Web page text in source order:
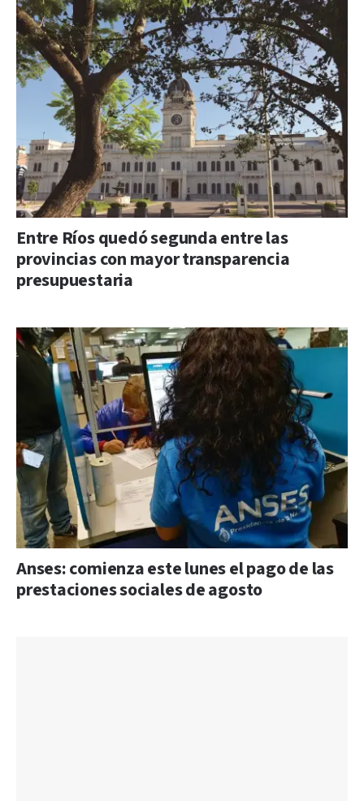
Entre Ríos quedó segunda entre las
provincias con mayor transparencia
presupuestaria
Anses: comienza este lunes el pago de las
prestaciones sociales de agosto